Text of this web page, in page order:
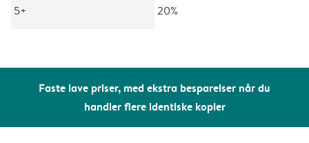
Faste lave priser, med ekstra besparelser når du
handler flere identiske kopier
5+
20%